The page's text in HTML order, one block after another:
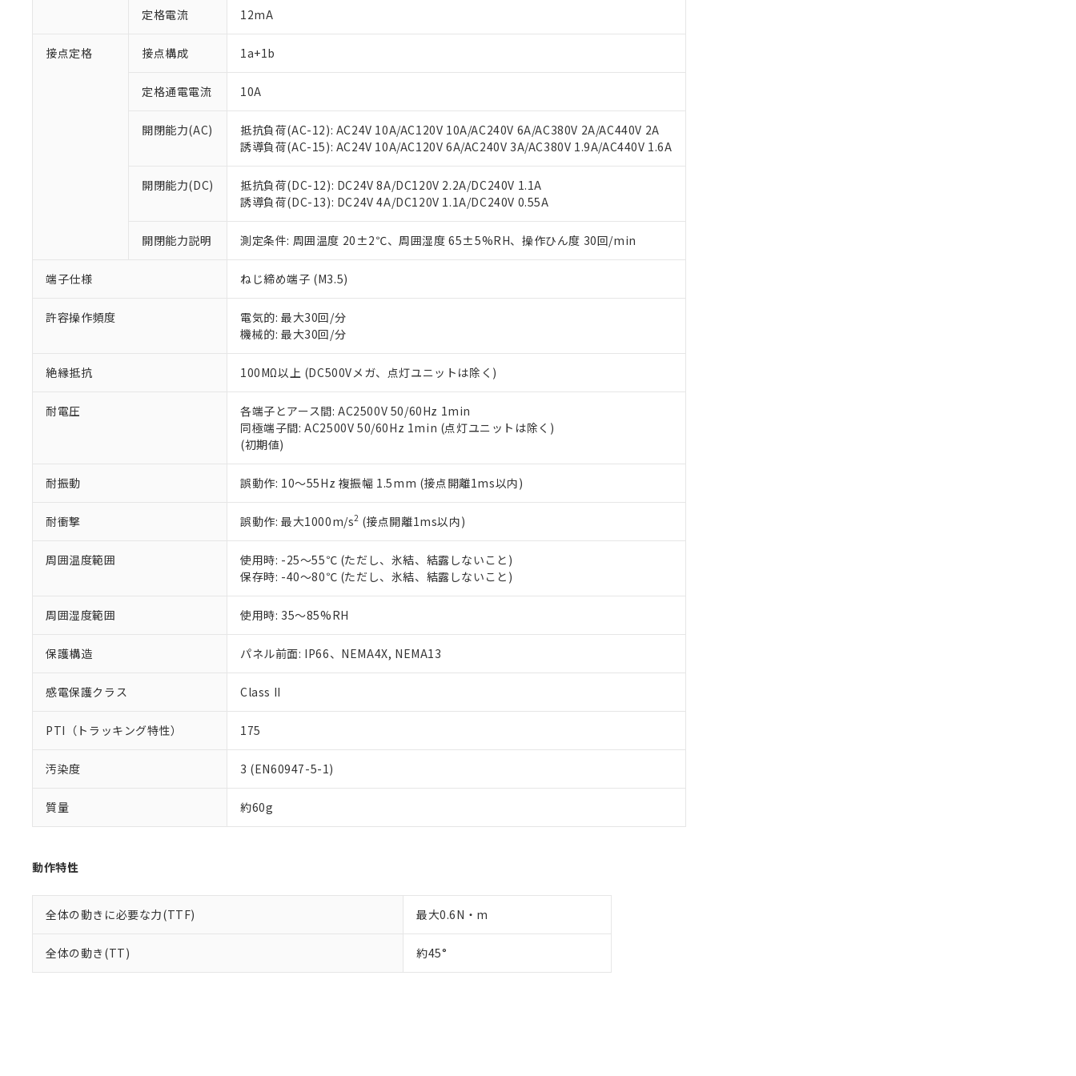
定格電流 12mA
接点定格 接点構成 1a+1b
定格通電電流 10A
開閉能力(AC)
抵抗負荷(AC-12): AC24V 10A/AC120V 10A/AC240V 6A/AC380V 2A/AC440V 2A
誘導負荷(AC-15): AC24V 10A/AC120V 6A/AC240V 3A/AC380V 1.9A/AC440V 1.6A
開閉能力(DC)
抵抗負荷(DC-12): DC24V 8A/DC120V 2.2A/DC240V 1.1A
誘導負荷(DC-13): DC24V 4A/DC120V 1.1A/DC240V 0.55A
開閉能力説明 測定条件: 周囲温度 20±2℃、周囲湿度 65±5%RH、操作ひん度 30回/min
端子仕様 ねじ締め端子 (M3.5)
許容操作頻度
電気的: 最大30回/分
機械的: 最大30回/分
絶縁抵抗 100MΩ以上 (DC500Vメガ、点灯ユニットは除く)
耐電圧
各端子とアース間: AC2500V 50/60Hz 1min
同極端子間: AC2500V 50/60Hz 1min (点灯ユニットは除く)
(初期値)
耐振動 誤動作: 10～55Hz 複振幅 1.5mm (接点開離1ms以内)
耐衝撃 誤動作: 最大1000m/s2 (接点開離1ms以内)
周囲温度範囲
使用時: -25～55℃ (ただし、氷結、結露しないこと)
保存時: -40～80℃ (ただし、氷結、結露しないこと)
周囲湿度範囲 使用時: 35～85%RH
保護構造 パネル前面: IP66、NEMA4X, NEMA13
感電保護クラス Class II
PTI（トラッキング特性） 175
汚染度 3 (EN60947-5-1)
質量 約60g
動作特性
全体の動きに必要な力(TTF) 最大0.6N・m
全体の動き(TT) 約45°
ご利用条件
以下の条件をお読みいただき、同意のうえご利用ください。
本サービスは、当社制御機器事業取扱商品の当社在庫状況および標準価格(税抜)を提供させていただ
くものです。
当社制御機器事業取扱商品の中には、本サービスの対象外となる商品もあることをご了承ください。
在庫状況および標準価格照会結果は、記載している更新日時点での社内データに基づき作成されるも
のであり、閲覧された時点での実際の在庫および標準価格とは異なる場合があることをご了承くださ
い。
正式な納期状況および標準価格はお客様のお取引先、またはお客様担当のオムロン制御機器販売店・
当社販売員にご相談ください。
オムロン制御機器販売店や当社販売拠点は「販売ネットワーク
」をご確認ください。
在庫状況および標準価格結果を当社の事前の承諾なく第三者に漏洩または開示しないようお願いしま
す。
ている必要があります。
お客様が当ウェブサイト上で当社にご登録された部品リストについて、当社および当社の共同利用者
が、当社の製品・サービスに関するお客様との取引・商談に必要な範囲で利用することをご了承くだ
さい。
※当社の共同利用者とは、"個人情報の共同利用に関して"
の「1.共同利用者の範囲」に記載されて
いる法人を指します。
対応予定なし：EU RoHS指令（10物質）の非含有に非対応の商品で、対応品を出す予定はありません。
調査・確認中：EU RoHS指令（10物質）の非含有の対応状況を調査中または確認中の商品です。
非該当品：ライセンス料など無形物で、有害物質有無と関係のない商品です。
仕入先様の事情により、非含有部品としていたものが、含有品と判明した場合などやむを得ず変更すること
があります。
鉛(Pb) 1000ppm以下、 水銀(Hg) 1000ppm以下、 カドミウム(Cd) 100ppm以下、
六価クロム(Cr(Ⅵ)) 1000ppm以下、ポリ臭化ビフェニル類(PBB) 1000ppm以下、ポリ臭化ジフェニルエーテル類(PBDE) 1000ppm以下、
フタル酸ビス(2-エチルヘキシル) (DEHP)(別名：DOP) 1000ppm以下、フタル酸ブチルベンジル（BBP） 1000ppm以下、フタル酸ジブチ
ル（DBP） 1000ppm以下、フタル酸ジイソブチル (DIBP) 1000ppm以下
但し、RoHS指令で産業用監視および制御機器に対する適用除外項目は除く。
フタル酸エステル類の４物質については閾値を超える意図的な使用がないことを確認しています。
※2 対応予定月
部品在庫の切り替え状況などにより、予定月が前後することがあります。
※3 非含有証明書ダウンロード
下記の非含有証明書をダウンロードすることができます。
EU RoHS指令（10物質）の非含有証明書
51物質の非含有証明書（当社基準）
※本証明書は発行日時点で非含有を証明するもので、過去に遡って非含有を証明するものではありません。
また、RoHS指令のフタル酸エステル類４物質の対応では、対応完了までの期間は出荷製品に未対応品が
混在することから備考欄に対応日を記載しておりました。
既に当社にて対応品への在庫切替を完了していることから、特段のことがない限り、2022年1月12日よ
「○」：最大均質材料含有率が中国RoHSの基準値以下であることを示します。
「×」：最大均質材料含有率が中国RoHSの基準値を超えていることを示します。
「－」：未確認です。当社販売部門へお問い合わせください。
*中国RoHS10物質の基準値 (GB/T26572)：
Pb(鉛) :1000ppm、 Hg(水銀) : 1000ppm、 Cd(カドミウム) : 100ppm、
Cr(Ⅵ)(六価クロム) : 1000ppm、 PBBs(ポリ臭化ビフェニル類) : 1000ppm、 PBDEs(ポリ臭化ジフェニルエーテル類) : 1000ppm、
DBP(フタル酸ジブチル) : 1000ppm、 DIBP(フタル酸ジイソブチル) : 1000ppm、 BBP(フタル酸ブチルベンジル) : 1000ppm、
※2 環境保護使用期限
「ｅ」：有害物質（10物質）のすべてが基準値以下であることを示します。
「10」：通常の使用状況下において有害物質が外部に漏えいし、環境に深刻な影響を及ぼさない年数を意
味します。
「－」：未確認です。当社販売部門へお問い合わせください。
当社は、これら貴社製品のうち、外国為替および外国貿易法に定める商品（以下｢規制貨物等」とい
う）を輸出または国外への提供する場合は、日本国政府の輸出許可(または役務取引許可)を取得する
などの必要な手続きをとります。
ます。
当社は貴社製品を、核兵器、ミサイル、化学兵器、生物兵器またはその他武器並びにこれらの製造装
置等に一切使用いたしません。
当社は、貴社製品を第三者に販売する場合は、上記1、2および3の内容を当該第三者に通知します。
また当社は、販売先および販売に係わる関係者が違法に輸出するおそれがある場合は、取り引きをい
たしません。
記
号
説明
○ 一定数以上の在庫あり
△ 一定数には満たないが在庫あり
－
在庫なし(最新の在庫状況については、お客様のお取引先、またはお客様担当のオムロン制御
機器販売店・当社販売員にご確認ください)
空
白
受注生産機種、また在庫状況の情報を公開していない機種